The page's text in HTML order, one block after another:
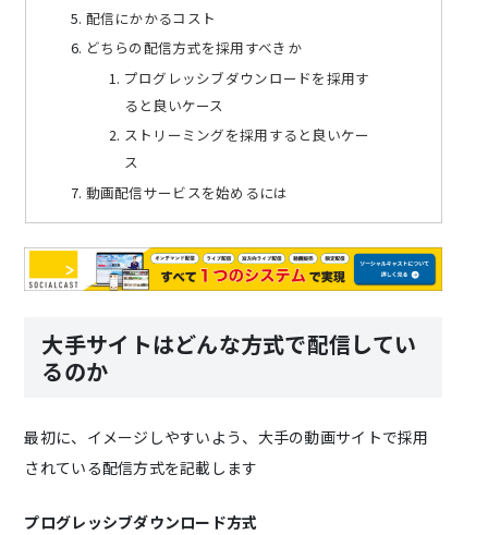
配信にかかるコスト
どちらの配信方式を採用すべきか
プログレッシブダウンロードを採用す
ると良いケース
ストリーミングを採用すると良いケー
ス
動画配信サービスを始めるには
大手サイトはどんな方式で配信してい
るのか
最初に、イメージしやすいよう、大手の動画サイトで採用
されている配信方式を記載します
プログレッシブダウンロード方式